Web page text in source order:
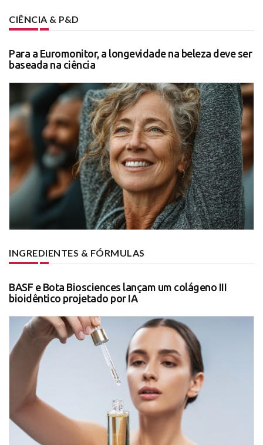
CIÊNCIA & P&D
Para a Euromonitor, a longevidade na beleza deve ser
baseada na ciência
INGREDIENTES & FÓRMULAS
BASF e Bota Biosciences lançam um colágeno III
bioidêntico projetado por IA